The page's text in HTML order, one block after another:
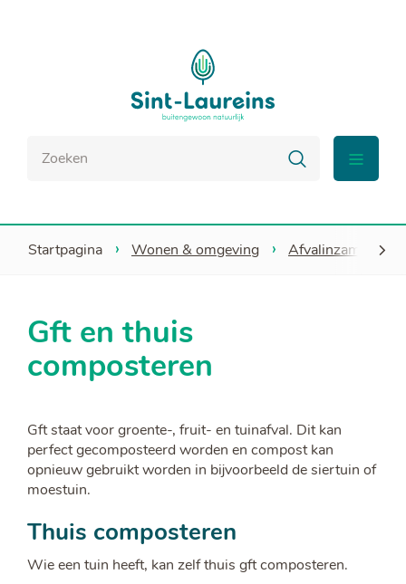
Naar
inhoud
menu
zoek
Zoeken
Startpagina Wonen & omgeving Afvalinzameling
Gft en thuis
composteren
Gft staat voor groente-, fruit- en tuinafval. Dit kan
perfect gecomposteerd worden en compost kan
opnieuw gebruikt worden in bijvoorbeeld de siertuin of
moestuin.
Thuis composteren
Wie een tuin heeft, kan zelf thuis gft composteren.